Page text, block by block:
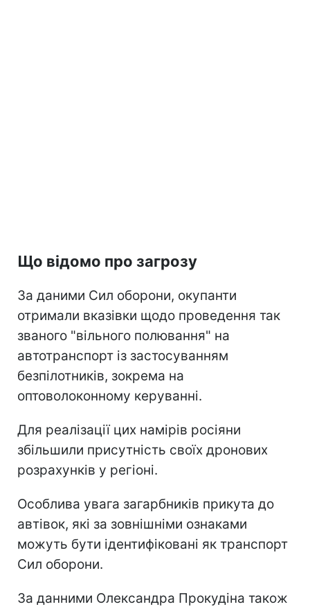
Що відомо про загрозу
За даними Сил оборони, окупанти
отримали вказівки щодо проведення так
званого "вільного полювання" на
автотранспорт із застосуванням
безпілотників, зокрема на
оптоволоконному керуванні.
Для реалізації цих намірів росіяни
збільшили присутність своїх дронових
розрахунків у регіоні.
Особлива увага загарбників прикута до
автівок, які за зовнішніми ознаками
можуть бути ідентифіковані як транспорт
Сил оборони.
За данними Олександра Прокудіна також